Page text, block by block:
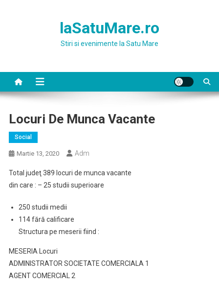
laSatuMare.ro
Stiri si evenimente la Satu Mare
Locuri De Munca Vacante
Social
Martie 13, 2020 Adm
Total judeţ 389 locuri de munca vacante
din care : – 25 studii superioare
250 studii medii
114 fără calificare
Structura pe meserii fiind :
MESERIA Locuri
ADMINISTRATOR SOCIETATE COMERCIALA 1
AGENT COMERCIAL 2